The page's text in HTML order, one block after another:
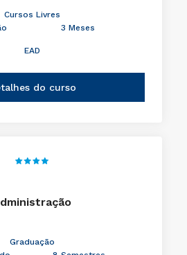
Cursos Livres
3 Meses
EAD
do curso
Graduação